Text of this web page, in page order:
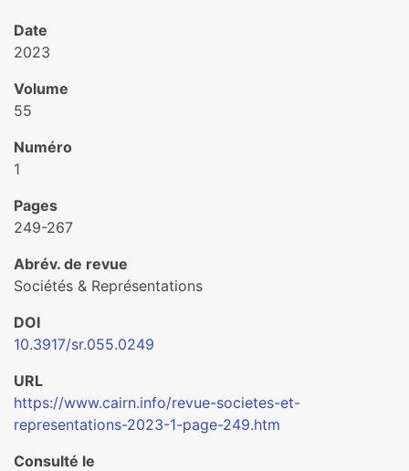
Date
2023
Volume
55
Numéro
1
Pages
249-267
Abrév. de revue
Sociétés & Représentations
DOI
10.3917/sr.055.0249
URL
https://www.cairn.info/revue-societes-et-
representations-2023-1-page-249.htm
Consulté le